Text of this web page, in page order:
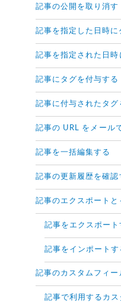
記事の公開を取り消す
記事を指定した日時に
記事を指定された日時
記事にタグを付与する
記事に付与されたタグ
記事の URL をメール
記事を一括編集する
記事の更新履歴を確認
記事のエクスポートと
記事をエクスポート
記事をインポートす
記事のカスタムフィー
記事で利用するカ